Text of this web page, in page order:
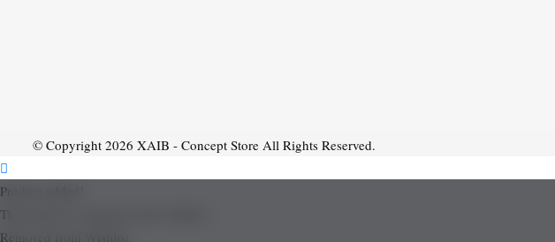
© Copyright 2026 XAIB - Concept Store All Rights Reserved.
Product added!
The product is already in the wishlist!
Removed from Wishlist